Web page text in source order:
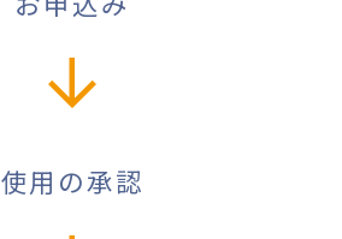
使用の承認